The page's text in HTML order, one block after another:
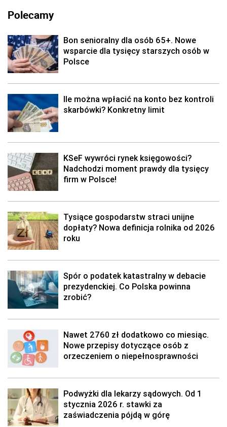
Polecamy
Bon senioralny dla osób 65+. Nowe
wsparcie dla tysięcy starszych osób w
Polsce
Ile można wpłacić na konto bez kontroli
skarbówki? Konkretny limit
KSeF wywróci rynek księgowości?
Nadchodzi moment prawdy dla tysięcy
firm w Polsce!
Tysiące gospodarstw straci unijne
dopłaty? Nowa definicja rolnika od 2026
roku
Spór o podatek katastralny w debacie
prezydenckiej. Co Polska powinna
zrobić?
Nawet 2760 zł dodatkowo co miesiąc.
Nowe przepisy dotyczące osób z
orzeczeniem o niepełnosprawności
Podwyżki dla lekarzy sądowych. Od 1
stycznia 2026 r. stawki za
zaświadczenia pójdą w górę